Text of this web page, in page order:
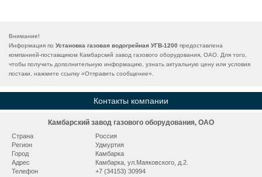
Внимание!
Информация по Установка газовая водогрейная УГВ-1200 предоставлена
компанией-поставщиком Камбарский завод газового оборудования, ОАО. Для того,
чтобы получить дополнительную информацию, узнать актуальную цену или условия
постаки, нажмите ссылку «Отправить сообщение».
Контакты компании
Камбарский завод газового оборудования, ОАО
Страна
Россия
Регион
Удмуртия
Город
Камбарка
Адрес
Камбарка, ул.Маяковского, д.2.
Телефон
+7 (34153) 30994